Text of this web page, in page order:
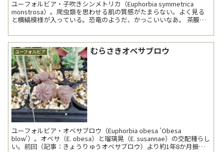
ユーフォルビア・子吹きシンメトリカ（Euphorbia symmetrica
monstrosa）。爬虫類を思わせる肌の質感がたまらない。よく見る
と横縞模様が入っている。恐竜のようだ、かっこいいなあ。 茶膜が
ユーフォルビア むらさきオベサブロウ
ユーフォルビア・オベサブロウ（Euphorbia obesa 'Obesa
blow'）。オベサ（E. obesa）と瑠璃晃（E. susannae）の交配種らし
い。前回（記事：きょうりゅうオベサブロウ）より約1年8か月振り